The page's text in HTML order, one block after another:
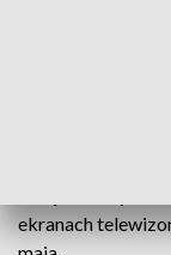
ekranach